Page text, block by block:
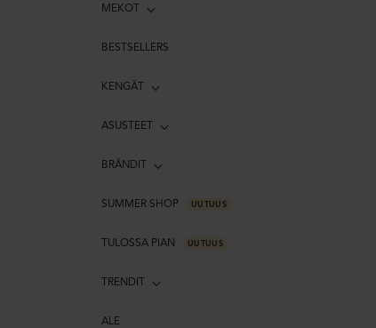
MEKOT
BESTSELLERS
KENGÄT
ASUSTEET
BRÄNDIT
SUMMER SHOP UUTUUS
TULOSSA PIAN UUTUUS
TRENDIT
ALE